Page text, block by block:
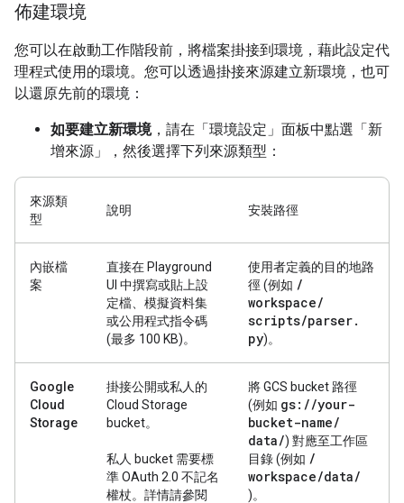
佈建環境
您可以在啟動工作階段前，將檔案掛接到環境，藉此設定代
理程式使用的環境。您可以透過掛接來源建立新環境，也可
以還原先前的環境：
如要建立新環境，請在「環境設定」面板中點選「新
增來源」
，然後選擇下列來源類型：
來源類
型
說明 安裝路徑
內嵌檔
案
直接在 Playground
UI 中撰寫或貼上設
定檔、模擬資料集
或公用程式指令碼
(最多 100 KB)。
使用者定義的目的地路
徑 (例如 /
workspace/
scripts/parser.
py)。
Google
Cloud
Storage
掛接公開或私人的
Cloud Storage
bucket。
私人 bucket 需要標
準 OAuth 2.0 不記名
權杖。詳情請參閱
將 GCS bucket 路徑
(例如 gs: //your-
bucket-name/
data/) 對應至工作區
目錄 (例如 /
workspace/data/
)。